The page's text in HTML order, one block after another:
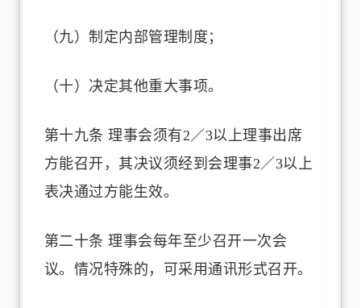
（九）制定内部管理制度；
（十）决定其他重大事项。
第十九条 理事会须有2／3以上理事出席
方能召开，其决议须经到会理事2／3以上
表决通过方能生效。
第二十条 理事会每年至少召开一次会
议。情况特殊的，可采用通讯形式召开。